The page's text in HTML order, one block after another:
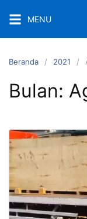
ke
konten
MENU
Beranda 2021
Bulan: